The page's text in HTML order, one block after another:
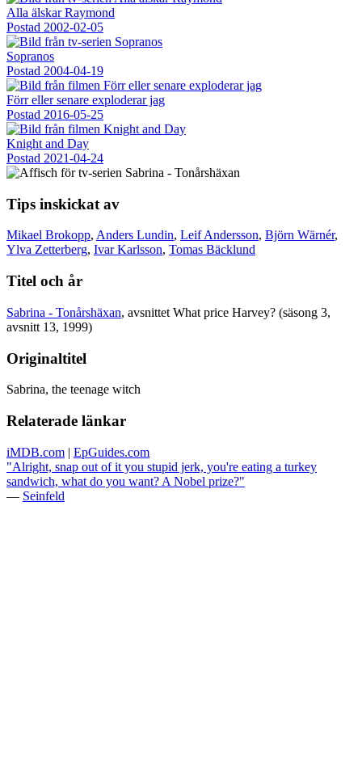
Alla älskar Raymond
Postad 2002-02-05
Sopranos
Postad 2004-04-19
Förr eller senare exploderar jag
Postad 2016-05-25
Knight and Day
Postad 2021-04-24
Tips inskickat av
Mikael Brokopp, Anders Lundin, Leif Andersson, Björn Wärnér,
Ylva Zetterberg, Ivar Karlsson, Tomas Bäcklund
Titel och år
Sabrina - Tonårshäxan, avsnittet What price Harvey? (säsong 3,
avsnitt 13, 1999)
Originaltitel
Sabrina, the teenage witch
Relaterade länkar
iMDB.com | EpGuides.com
"Alright, snap out of it you stupid jerk, you're eating a turkey
sandwich, what do you want? A Nobel prize?"
— Seinfeld